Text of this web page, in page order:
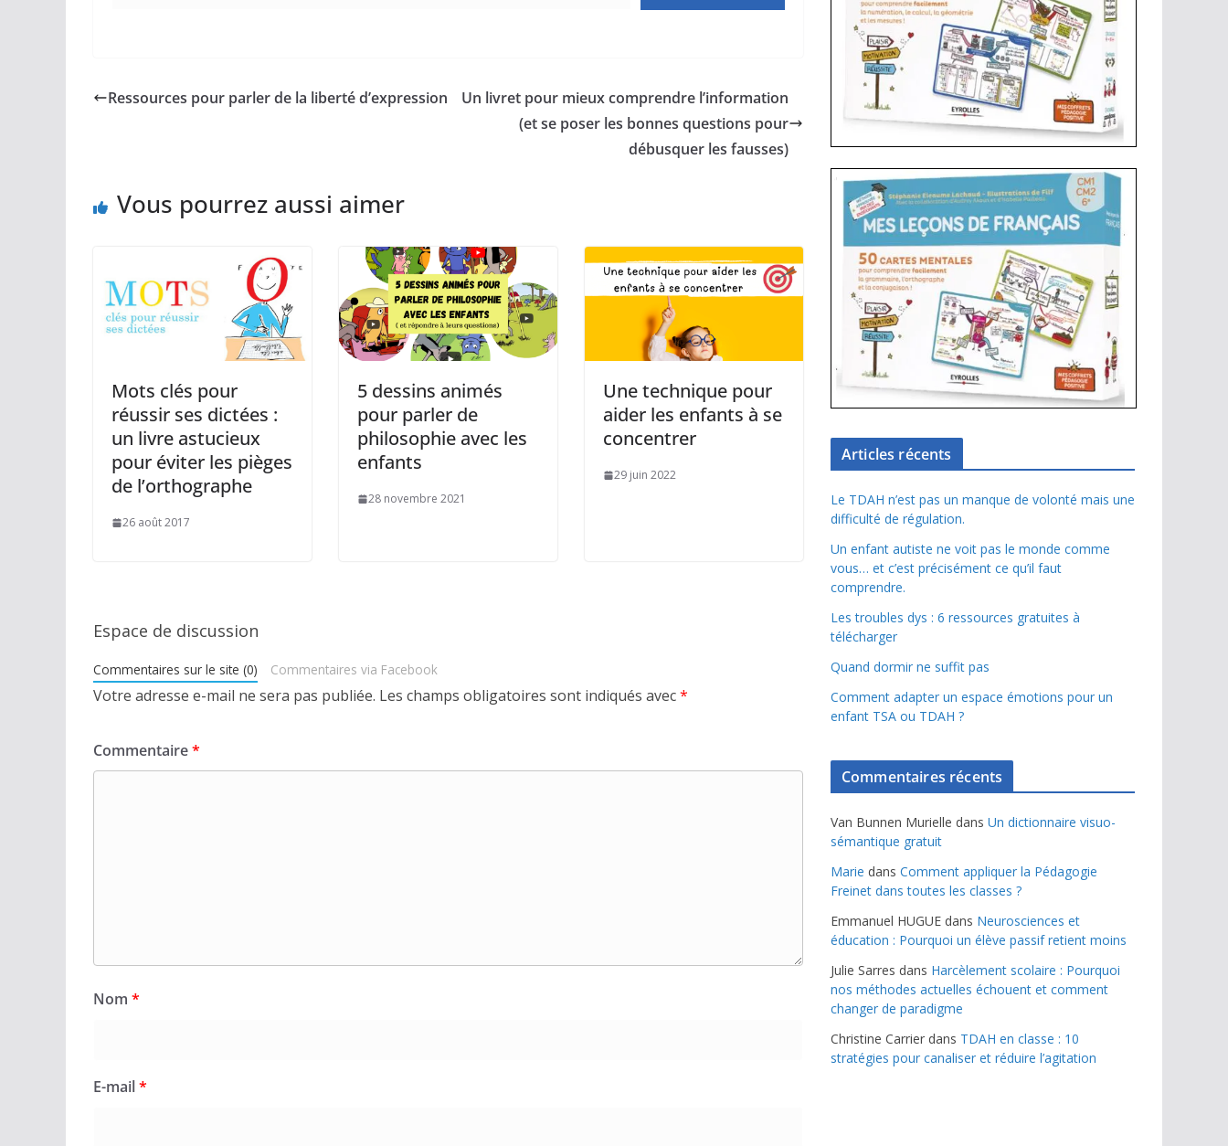
Ressources pour parler de la liberté d’expression
Un livret pour mieux comprendre l’information
(et se poser les bonnes questions pour
débusquer les fausses)
Vous pourrez aussi aimer
Mots clés pour
réussir ses dictées :
un livre astucieux
pour éviter les pièges
de l’orthographe
26 août 2017
5 dessins animés
pour parler de
philosophie avec les
enfants
28 novembre 2021
Une technique pour
aider les enfants à se
concentrer
29 juin 2022
Espace de discussion
Commentaires sur le site (0) Commentaires via Facebook
Votre adresse e-mail ne sera pas publiée. Les champs obligatoires sont indiqués avec*
Commentaire*
Nom *
E-mail*
Articles récents
Le TDAH n’est pas un manque de volonté mais une
difficulté de régulation.
Un enfant autiste ne voit pas le monde comme
vous… et c’est précisément ce qu’il faut
comprendre.
Les troubles dys : 6 ressources gratuites à
télécharger
Quand dormir ne suffit pas
Comment adapter un espace émotions pour un
enfant TSA ou TDAH ?
Commentaires récents
Van Bunnen Murielle dans Un dictionnaire visuo-
sémantique gratuit
Marie dans Comment appliquer la Pédagogie
Freinet dans toutes les classes ?
Emmanuel HUGUE dans Neurosciences et
éducation : Pourquoi un élève passif retient moins
Julie Sarres dans Harcèlement scolaire : Pourquoi
nos méthodes actuelles échouent et comment
changer de paradigme
Christine Carrier dans TDAH en classe : 10
stratégies pour canaliser et réduire l’agitation